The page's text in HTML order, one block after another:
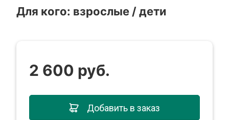
Для кого: взрослые / дети
2 600 руб.
Добавить в заказ